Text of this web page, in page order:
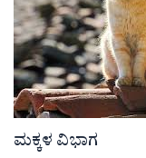
ಮಕ್ಕಳ ವಿಭಾಗ